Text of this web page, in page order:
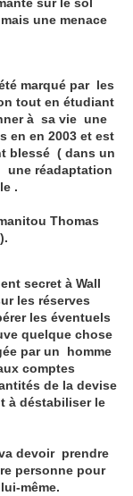
une menace
marqué par les
tout en étudiant
à sa vie une
en en 2003 et est
blessé ( dans un
une réadaptation
.
Thomas
secret à Wall
les réserves
les éventuels
quelque chose
par un homme
comptes
de la devise
à déstabiliser le
devoir prendre
personne pour
même.